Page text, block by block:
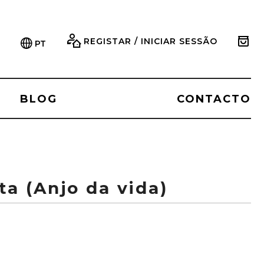
PT REGISTAR / INICIAR SESSÃO
BLOG CONTACTO
(Anjo da vida)